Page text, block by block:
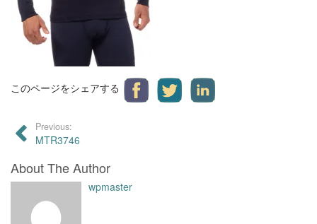
このページをシェアする
Previous:
MTR3746
About The Author
wpmaster